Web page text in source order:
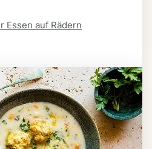
Essen auf Rädern